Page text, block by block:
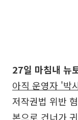
27일 마침내 뉴
아직 운영자 '박
저작권법 위반
본으로 건너가